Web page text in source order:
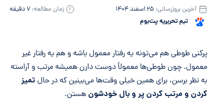
تیم تحریریه پت‌بوم
آخرین بروزرسانی: ۲۵ اسفند ۱۴۰۴ زمان مطالعه: ۷ دقیقه
خلاصه مقاله
پرکنی طوطی هم می‌تونه یه رفتار معمول باشه و هم یه رفتار غیر
معمول. چون طوطی‌ها معمولاً دوست دارن همیشه مرتب و آراسته
به نظر برسن، برای همین خیلی وقت‌ها می‌بینین که در حال تمیز
کردن و مرتب کردن پر و بال خودشونهستن.